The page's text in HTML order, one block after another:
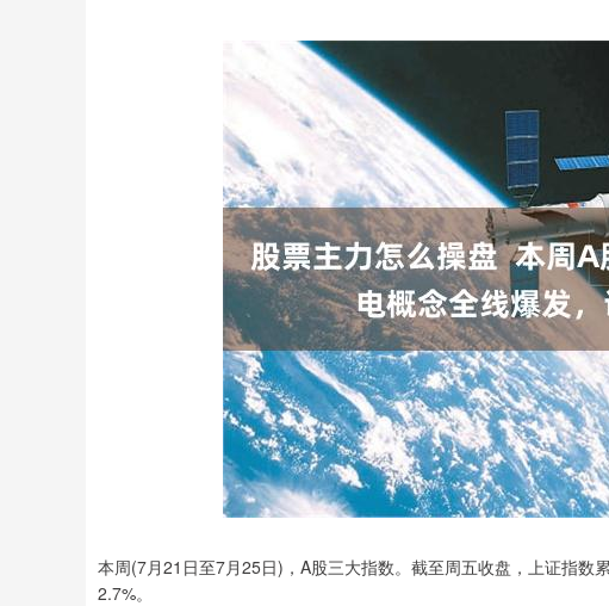
本周(7月21日至7月25日)，A股三大指数。截至周五收盘，上证指
2.7%。